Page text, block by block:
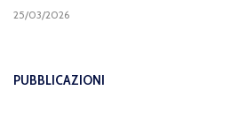
25/03/2026
PUBBLICAZIONI